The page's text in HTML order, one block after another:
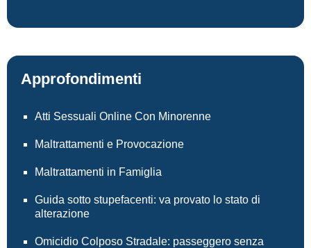
Approfondimenti
Atti Sessuali Online Con Minorenne
Maltrattamenti e Provocazione
Maltrattamenti in Famiglia
Guida sotto stupefacenti: va provato lo stato di
alterazione
Omicidio Colposo Stradale: passeggero senza